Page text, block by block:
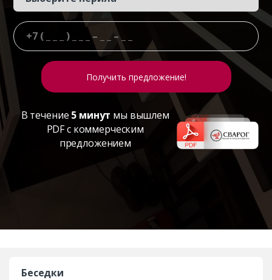
В течение 5 минут мы вышлем
PDF с коммерческим
предложением
Беседки